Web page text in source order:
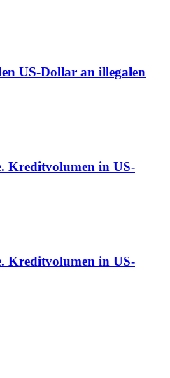
US-Dollar an illegalen
Kreditvolumen in US-
Kreditvolumen in US-